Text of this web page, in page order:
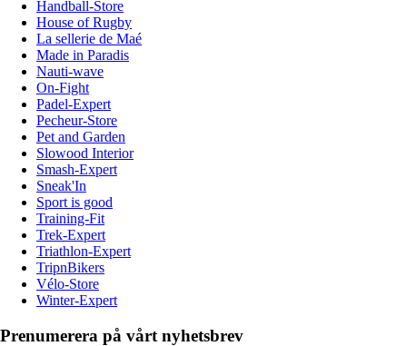
Handball-Store
House of Rugby
La sellerie de Maé
Made in Paradis
Nauti-wave
On-Fight
Padel-Expert
Pecheur-Store
Pet and Garden
Slowood Interior
Smash-Expert
Sneak'In
Sport is good
Training-Fit
Trek-Expert
Triathlon-Expert
TripnBikers
Vélo-Store
Winter-Expert
Prenumerera på vårt nyhetsbrev